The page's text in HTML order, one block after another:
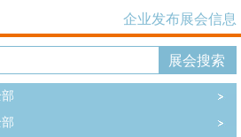
企业发布展会信息